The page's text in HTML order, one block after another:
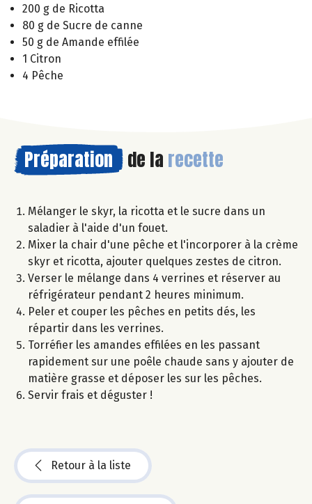
200 g de Ricotta
80 g de Sucre de canne
50 g de Amande effilée
1 Citron
4 Pêche
Préparation de la recette
Mélanger le skyr, la ricotta et le sucre dans un
saladier à l'aide d'un fouet.
Mixer la chair d'une pêche et l'incorporer à la crème
skyr et ricotta, ajouter quelques zestes de citron.
Verser le mélange dans 4 verrines et réserver au
réfrigérateur pendant 2 heures minimum.
Peler et couper les pêches en petits dés, les
répartir dans les verrines.
Torréfier les amandes effilées en les passant
rapidement sur une poêle chaude sans y ajouter de
matière grasse et déposer les sur les pêches.
Servir frais et déguster !
Retour à la liste